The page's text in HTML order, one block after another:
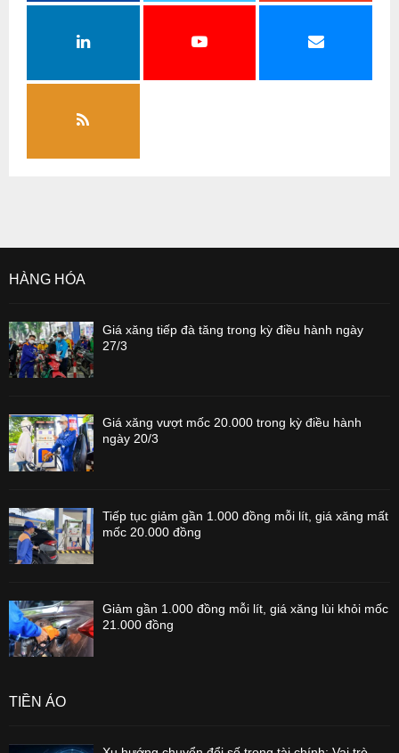
HÀNG HÓA
Giá xăng tiếp đà tăng trong kỳ điều hành ngày
27/3
Giá xăng vượt mốc 20.000 trong kỳ điều hành
ngày 20/3
Tiếp tục giảm gần 1.000 đồng mỗi lít, giá xăng mất
mốc 20.000 đồng
Giảm gần 1.000 đồng mỗi lít, giá xăng lùi khỏi mốc
21.000 đồng
TIỀN ẢO